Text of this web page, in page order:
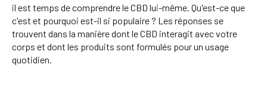
il est temps de comprendre le CBD lui-même. Qu'est-ce que
c'est et pourquoi est-il si populaire ? Les réponses se
trouvent dans la manière dont le CBD interagit avec votre
corps et dont les produits sont formulés pour un usage
quotidien.